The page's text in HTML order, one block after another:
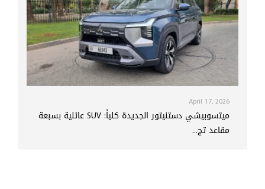
April 17, 2026
ميتسوبيشي دستنيتور الجديدة كلياً: SUV عائلية بسبعة
مقاعد تج...